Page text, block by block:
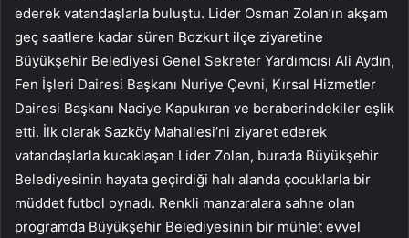
ederek vatandaşlarla buluştu. Lider Osman Zolan’ın akşam
geç saatlere kadar süren Bozkurt ilçe ziyaretine
Büyükşehir Belediyesi Genel Sekreter Yardımcısı Ali Aydın,
Fen İşleri Dairesi Başkanı Nuriye Çevni, Kırsal Hizmetler
Dairesi Başkanı Naciye Kapukıran ve beraberindekiler eşlik
etti. İlk olarak Sazköy Mahallesi’ni ziyaret ederek
vatandaşlarla kucaklaşan Lider Zolan, burada Büyükşehir
Belediyesinin hayata geçirdiği halı alanda çocuklarla bir
müddet futbol oynadı. Renkli manzaralara sahne olan
programda Büyükşehir Belediyesinin bir mühlet evvel